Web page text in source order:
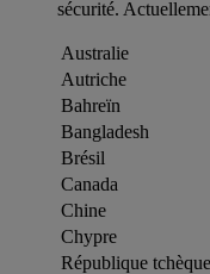
sécurité.
Australie
Autriche
Bahreïn
Bangladesh
Brésil
Canada
Chine
Chypre
République tchèque